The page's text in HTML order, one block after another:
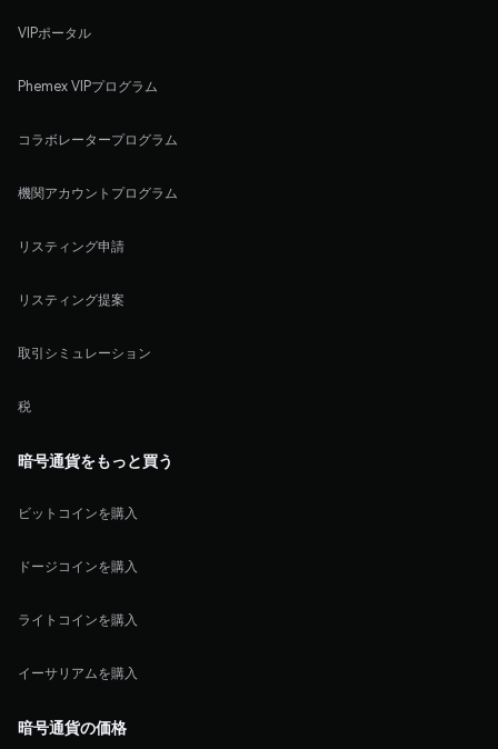
VIPポータル
Phemex VIPプログラム
コラボレータープログラム
機関アカウントプログラム
リスティング申請
リスティング提案
取引シミュレーション
税
暗号通貨をもっと買う
ビットコインを購入
ドージコインを購入
ライトコインを購入
イーサリアムを購入
暗号通貨の価格